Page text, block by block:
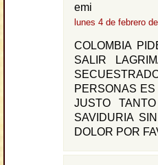
emi
lunes 4 de febrero
COLOMBIA
SALIR
PERSONAS
JUSTO
SAVIDURIA
DOLOR POR